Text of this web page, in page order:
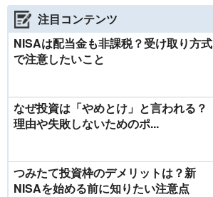
注目コンテンツ
NISAは配当金も非課税？受け取り方式
で注意したいこと
なぜ投資は「やめとけ」と言われる？
理由や失敗しないためのポ...
つみたて投資枠のデメリットは？新
NISAを始める前に知りたい注意点